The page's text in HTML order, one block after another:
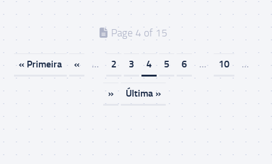
Page 4 of 15
« Primeira « ... 2 3 4 5 6 ... 10 ...
» Última »